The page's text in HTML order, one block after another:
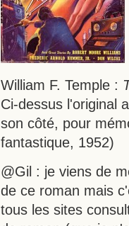
William F. Temple :
Ci-dessus l'original
son côté, pour
fantastique, 1952)
@Gil : je viens de
de ce roman mais
tous les sites